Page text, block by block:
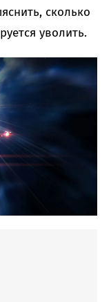
сколько
уволить.